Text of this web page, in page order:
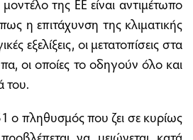
η επιτάχυνση της κλιματικής
εξελίξεις, οι μετατοπίσεις στα
οι οποίες το οδηγούν όλο και
του.
ο πληθυσμός που ζει σε κυρίως